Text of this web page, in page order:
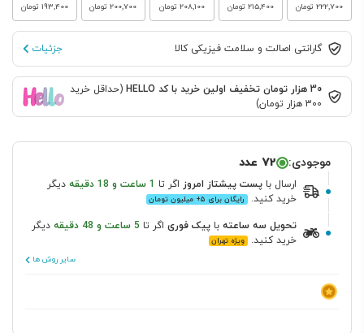
‎222٬700 تومان ‎215٬400 تومان ‎208٬100 تومان ‎200٬700 تومان ‎193٬400 تومان
گارانتی اصالت و سلامت فیزیکی کالا جزئیات
30 هزار تومان تخفیف اولین خرید با کد HELLO
(حداقل خرید
300 هزار تومان)
موجودی: 72 عدد
ارسال با پست پیشتاز امروز اگر تا 1 ساعت و 18 دقیقه
دیگر
خرید کنید.
رایگان برای ۵+ میلیون تومان
تحویل سه ساعته با پیک فوری اگر تا 5 ساعت و 48 دقیقه
دیگر
خرید کنید.
ویژه تهران
سایر روش ها